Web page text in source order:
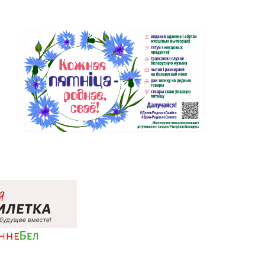
54, 5-51-99
Магазин №18 «Агат» г.
Волковыск, ул. Жолудева, д. 70
11, 7-67-17
Магазин №65 «БЕЛЮВЕЛИРТОРГ»
г. Щучин, ул. Октябрьская, д. 13
66, 7-57-31
Магазин №67 «БЕЛЮВЕЛИРТОРГ»
г. Островец, ул. Володарского, д.
59A (ТЦ ZAMI)
81
48,